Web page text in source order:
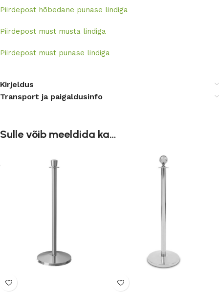
Piirdepost hõbedane punase lindiga
Piirdepost must musta lindiga
Piirdepost must punase lindiga
Kirjeldus
Transport ja paigaldusinfo
Sulle võib meeldida ka…